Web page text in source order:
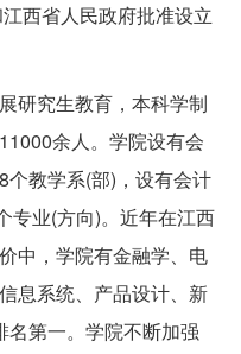
西省人民政府批准设立
研究生教育，本科学制
余人。学院设有会
教学系(部)，设有会计
专业(方向)。近年在江西
中，学院有金融学、电
息系统、产品设计、新
名第一。学院不断加强